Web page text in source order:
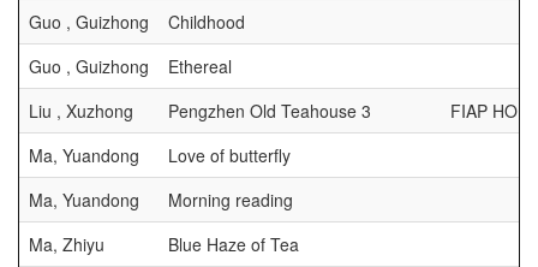
Guo , Guizhong
Childhood
Guo , Guizhong
Ethereal
Liu , Xuzhong
Pengzhen Old Teahouse 3
FIAP
Ma, Yuandong
Love of butterfly
Ma, Yuandong
Morning reading
Ma, Zhiyu
Blue Haze of Tea